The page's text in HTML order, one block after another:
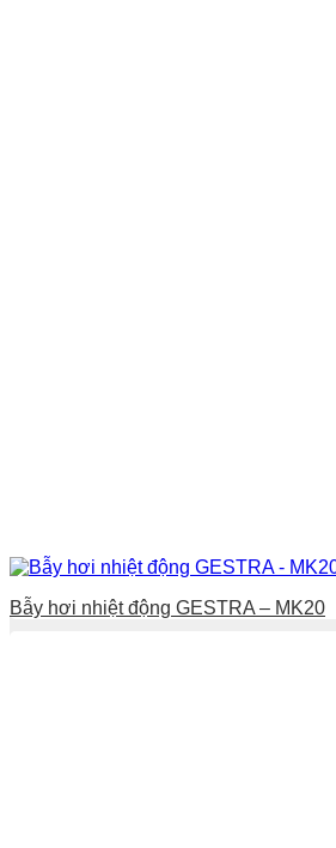
Bẫy hơi nhiệt động GESTRA – MK20